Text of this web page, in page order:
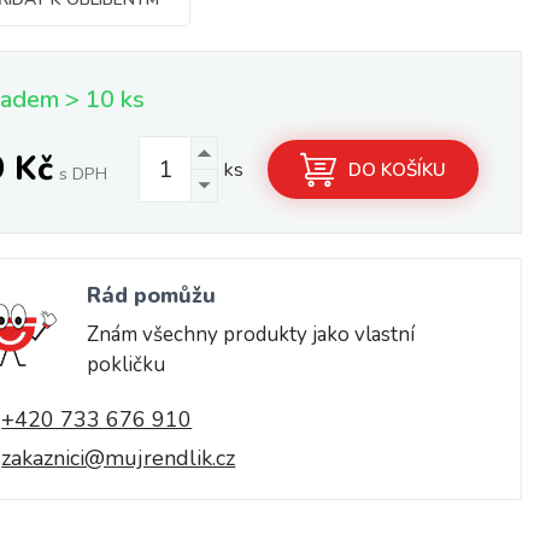
> 10 ks
Kč s DPH ks DO KOŠÍKU
Rád pomůžu
Znám všechny produkty jako vlastní
pokličku
+420 733 676 910
zakaznici@mujrendlik.cz